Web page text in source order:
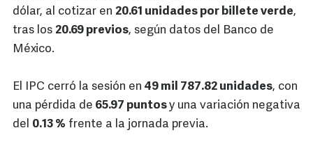
dólar, al cotizar en 20.61 unidades por billete verde,
tras los 20.69 previos, según datos del Banco de
México.
El IPC cerró la sesión en 49 mil 787.82 unidades, con
una pérdida de 65.97 puntosy una variación negativa
del 0.13 % frente a la jornada previa.